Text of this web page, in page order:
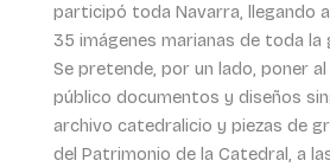
participó toda Navarra, llegando
35 imágenes marianas de toda la
Se pretende, por un lado, poner al
público documentos y diseños
archivo catedralicio y piezas de
del Patrimonio de la Catedral, a